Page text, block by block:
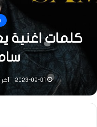
كلمات اغنية
2023-02-01 آخر